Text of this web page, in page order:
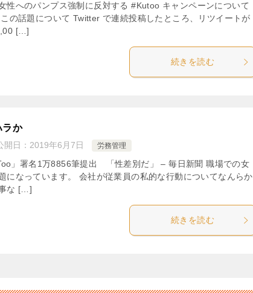
性へのパンプス強制に反対する #Kutoo キャンペーンについて
の話題について Twitter で連続投稿したところ、リツイートが
[…]
続きを読む
ラか
開日： 2019年6月7日 労務管理
」署名1万8856筆提出 「性差別だ」 – 毎日新聞 職場での女
になっています。 会社が従業員の私的な行動についてなんらか
な […]
続きを読む